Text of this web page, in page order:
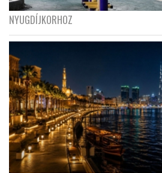
NYUGDÍJKORHOZ